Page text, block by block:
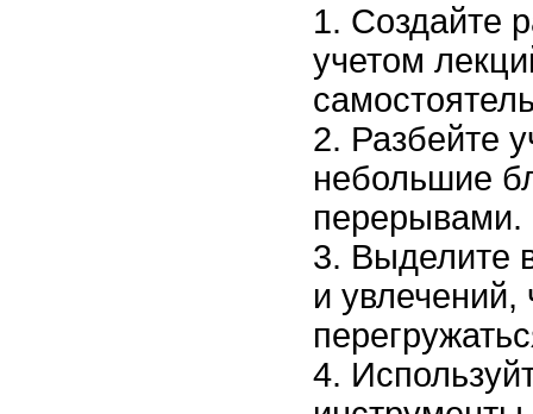
Создайте
учетом
Разбейте
небольшие
перерывами.
Выделите
и увлечений,